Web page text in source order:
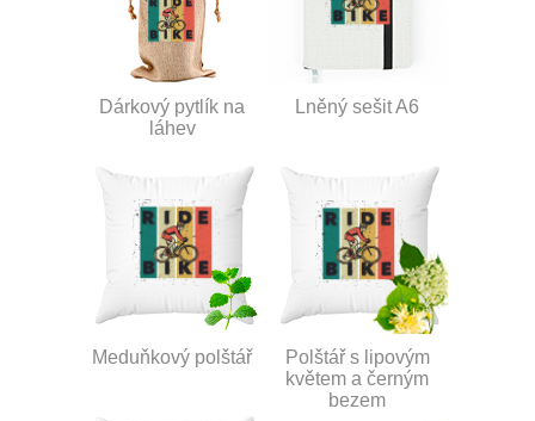
Dárkový pytlík na
láhev
Lněný sešit A6
Meduňkový polštář
Polštář s lipovým
květem a černým
bezem